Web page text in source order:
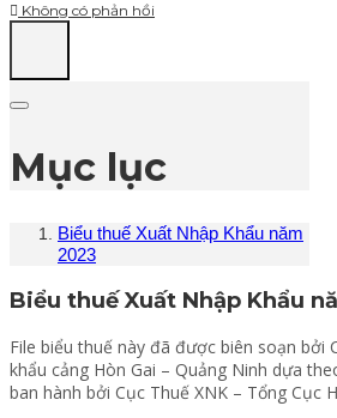
Không có phản hồi
Mục lục
Biểu thuế Xuất Nhập Khẩu năm
2023
Biểu thuế Xuất Nhập Khẩu
File biểu thuế này đã được biên soạn bởi
khẩu cảng Hòn Gai – Quảng Ninh dựa
ban hành bởi Cục Thuế XNK – Tổng Cục